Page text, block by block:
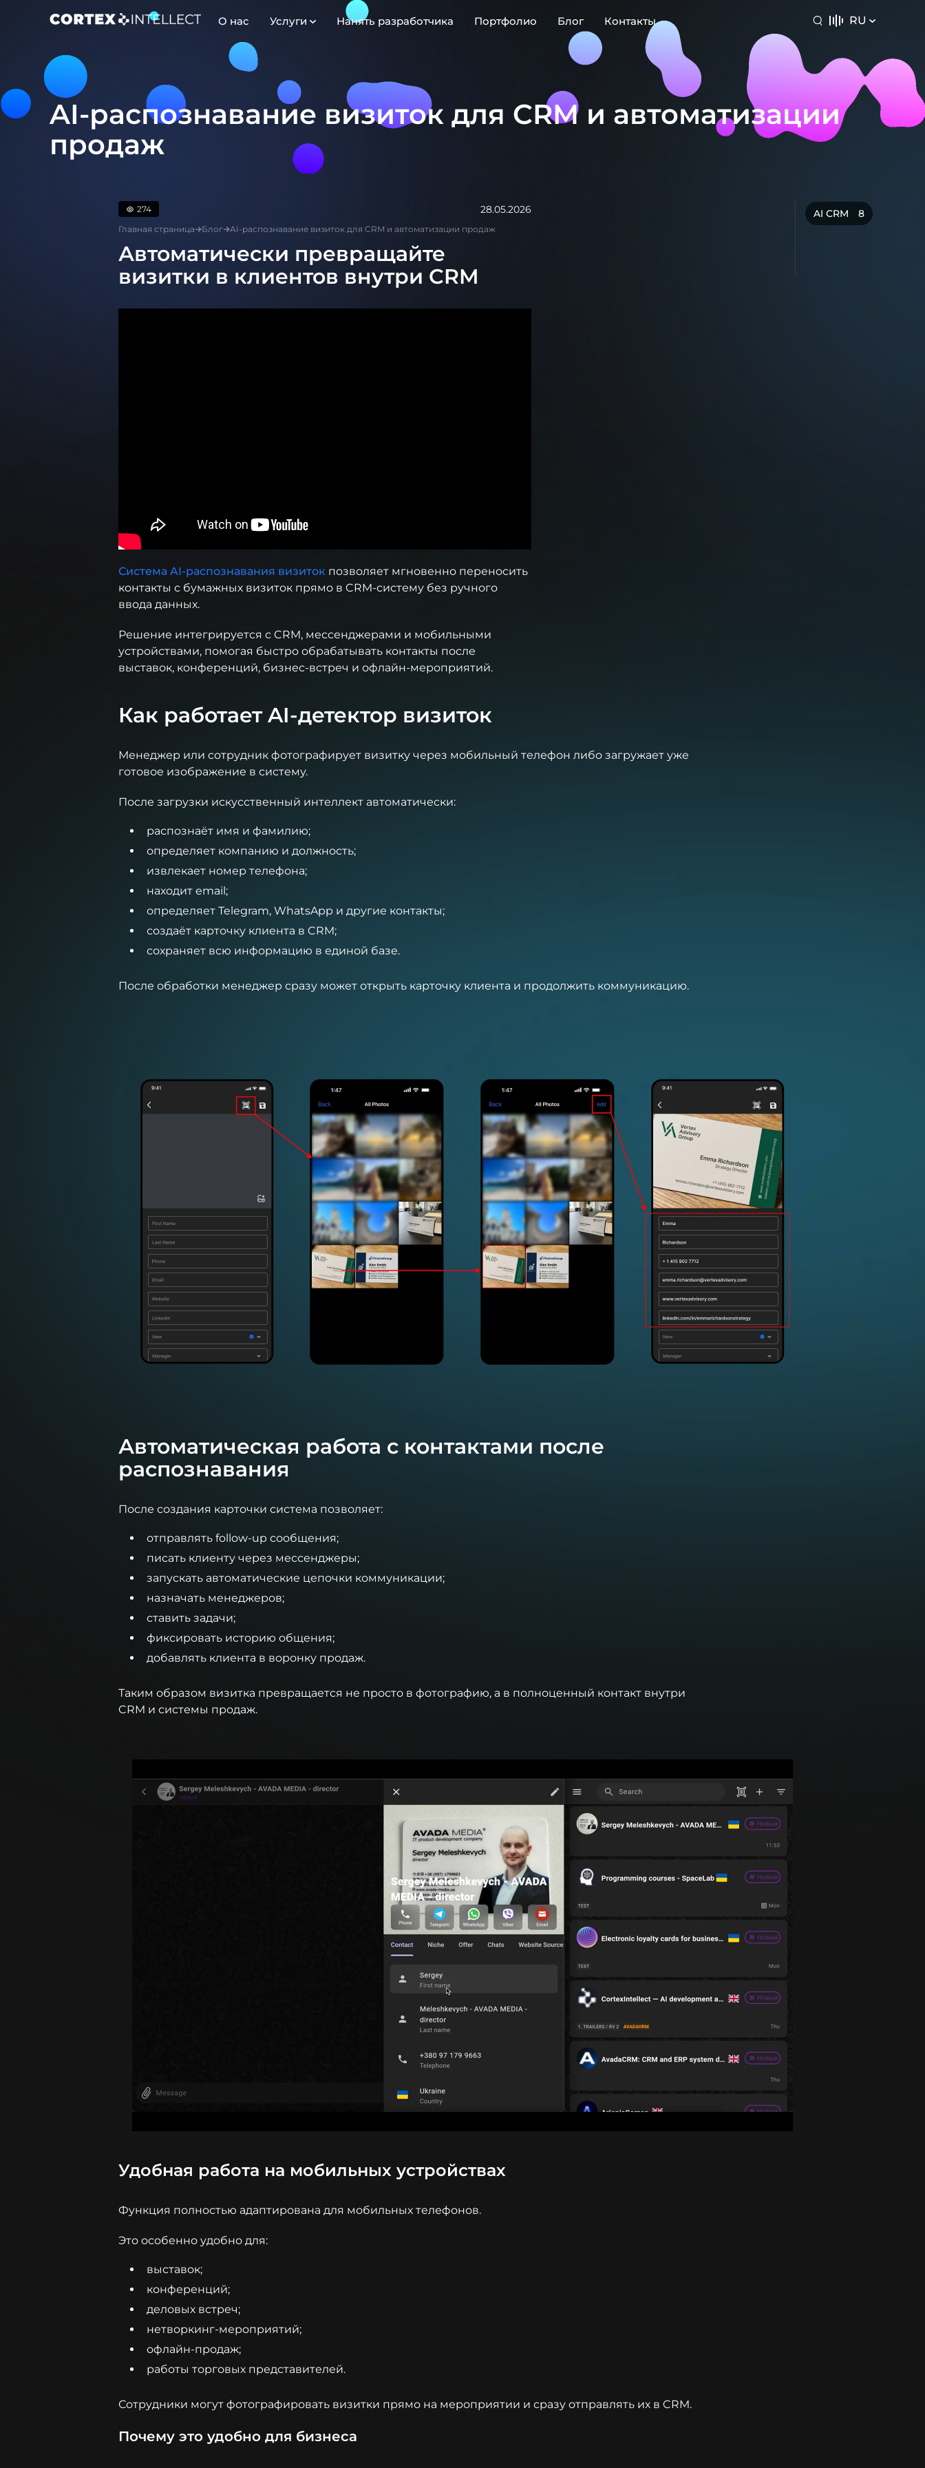
О нас Услуги Нанять разработчика Портфолио Блог Контакты RU
AI-распознавание визиток для CRM и автоматизации
продаж
274 28.05.2026
Главная страница Блог AI-распознавание визиток для CRM и автоматизации продаж
Автоматически превращайте
визитки в клиентов внутри CRM
Система AI-распознавания визиток позволяет мгновенно переносить
контакты с бумажных визиток прямо в CRM-систему без ручного
ввода данных.
Решение интегрируется с CRM, мессенджерами и мобильными
устройствами, помогая быстро обрабатывать контакты после
выставок, конференций, бизнес-встреч и офлайн-мероприятий.
AI CRM 8
Как работает AI-детектор визиток
Менеджер или сотрудник фотографирует визитку через мобильный телефон либо загружает уже
готовое изображение в систему.
После загрузки искусственный интеллект автоматически:
распознаёт имя и фамилию;
определяет компанию и должность;
извлекает номер телефона;
находит email;
определяет Telegram, WhatsApp и другие контакты;
создаёт карточку клиента в CRM;
сохраняет всю информацию в единой базе.
После обработки менеджер сразу может открыть карточку клиента и продолжить коммуникацию.
Автоматическая работа с контактами после
распознавания
После создания карточки система позволяет:
отправлять follow-up сообщения;
писать клиенту через мессенджеры;
запускать автоматические цепочки коммуникации;
назначать менеджеров;
ставить задачи;
фиксировать историю общения;
добавлять клиента в воронку продаж.
Таким образом визитка превращается не просто в фотографию, а в полноценный контакт внутри
CRM и системы продаж.
Удобная работа на мобильных устройствах
Функция полностью адаптирована для мобильных телефонов.
Это особенно удобно для:
выставок;
конференций;
деловых встреч;
нетворкинг-мероприятий;
офлайн-продаж;
работы торговых представителей.
Сотрудники могут фотографировать визитки прямо на мероприятии и сразу отправлять их в CRM.
Почему это удобно для бизнеса